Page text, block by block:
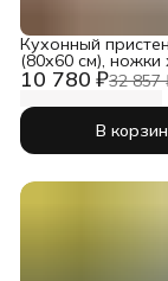
10 780 ₽32 857
Кухонный
(80х60 см), ножки
В